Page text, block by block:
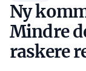
Ny
Mindre
raskere